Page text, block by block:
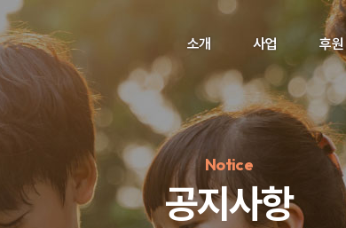
소개 사업 후원
#정기후원#하트플레이스#캠페인 #팬덤후원
Notice
공지사항